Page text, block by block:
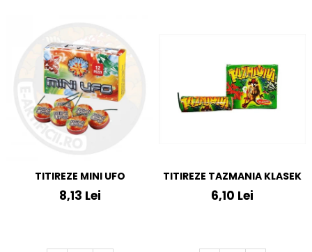
TITIREZE MINI UFO
8,13 Lei
TITIREZE TAZMANIA KLASEK
6,10 Lei